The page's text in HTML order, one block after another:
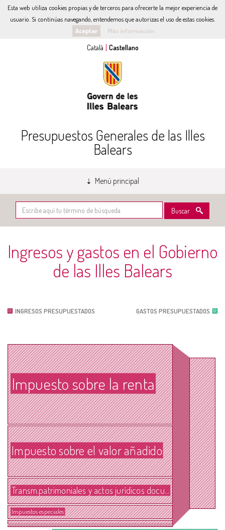
Esta web utiliza cookies propias y de terceros para ofrecerte la mejor experiencia de
usuario. Si continúas navegando, entendemos que autorizas el uso de estas cookies.
Aceptar
Más información
Presupuestos Generales de las Illes
Balears
Menú principal
Buscar
Ingresos y gastos en el Gobierno
de las Illes Balears
INGRESOS PRESUPUESTADOS
GASTOS PRESUPUESTADOS
Impuesto sobre la renta
Impuesto sobre el valor añadido
Transm.patrimoniales y actos jurídicos docu...
Impuestos especiales